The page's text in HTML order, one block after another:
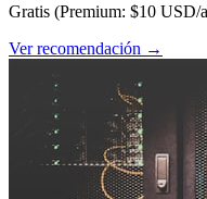
Gratis (Premium: $10 USD/
Ver recomendación →